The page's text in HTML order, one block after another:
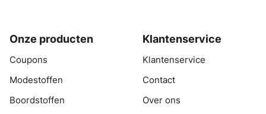
Onze producten
Coupons
Modestoffen
Boordstoffen
Klantenservice
Klantenservice
Contact
Over ons